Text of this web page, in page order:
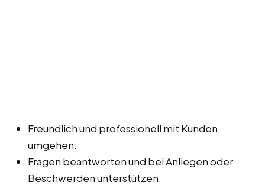
Freundlich und professionell mit Kunden
umgehen.
Fragen beantworten und bei Anliegen oder
Beschwerden unterstützen.